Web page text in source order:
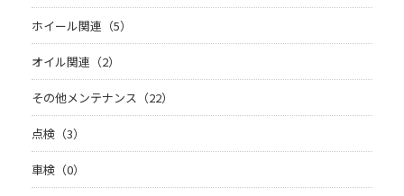
ホイール関連（5）
オイル関連（2）
その他メンテナンス（22）
点検（3）
車検（0）